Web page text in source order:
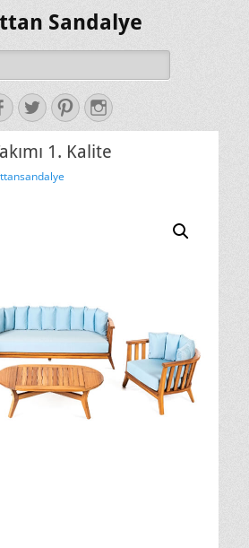
Sandalye
Facebook
TwitterPinterestInstagram
1. Kalite